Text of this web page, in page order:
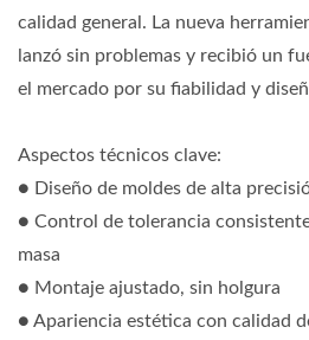
calidad general. La nueva
lanzó sin problemas y recibió un
el mercado por su fiabilidad y
Aspectos técnicos clave:
● Diseño de moldes de alta
● Control de tolerancia
masa
● Montaje ajustado, sin holgura
● Apariencia estética con calidad